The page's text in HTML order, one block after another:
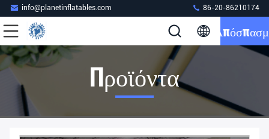
info@planetinflatables.com 86-20-86210174
Προϊόντα